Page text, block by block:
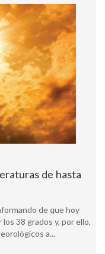
de hasta
de que hoy
38 grados y, por ello,
a...